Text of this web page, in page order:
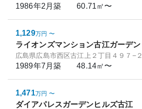
1986年2月築 60.71㎡〜
1,129万円 〜
ライオンズマンション古江ガーデン
広島県広島市西区古江上２丁目４９７−２
1989年7月築 48.14㎡〜
1,471万円 〜
ダイアパレスガーデンヒルズ古江